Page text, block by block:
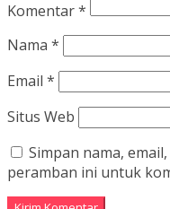
Komentar*
Nama *
Email *
Situs Web
Simpan nama,
peramban ini untuk